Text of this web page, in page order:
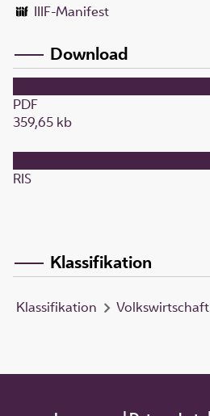
IIIF-Manifest
Download
PDF
359,65 kb
RIS
Klassifikation
Klassifikation Volkswirtschaft